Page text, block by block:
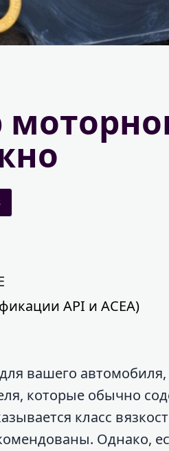
API и ACEA)
вашего
которые обычно
класс
Однако,